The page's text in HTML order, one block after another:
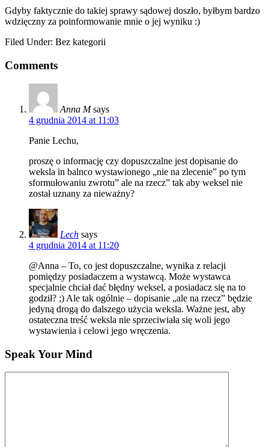
Gdyby faktycznie do takiej sprawy sądowej doszło, byłbym bardzo
wdzięczny za poinformowanie mnie o jej wyniku :)
Filed Under: Bez kategorii
Comments
Anna M says
4 grudnia 2014 at 11:03
Panie Lechu,
proszę o informację czy dopuszczalne jest dopisanie do
weksla in balnco wystawionego „nie na zlecenie” po tym
sformułowaniu zwrotu” ale na rzecz” tak aby weksel nie
został uznany za nieważny?
Lech says
4 grudnia 2014 at 11:20
@Anna – To, co jest dopuszczalne, wynika z relacji
pomiędzy posiadaczem a wystawcą. Może wystawca
specjalnie chciał dać błędny weksel, a posiadacz się na to
godził? ;) Ale tak ogólnie – dopisanie „ale na rzecz” będzie
jedyną drogą do dalszego użycia weksla. Ważne jest, aby
ostateczna treść weksla nie sprzeciwiała się woli jego
wystawienia i celowi jego wręczenia.
Speak Your Mind